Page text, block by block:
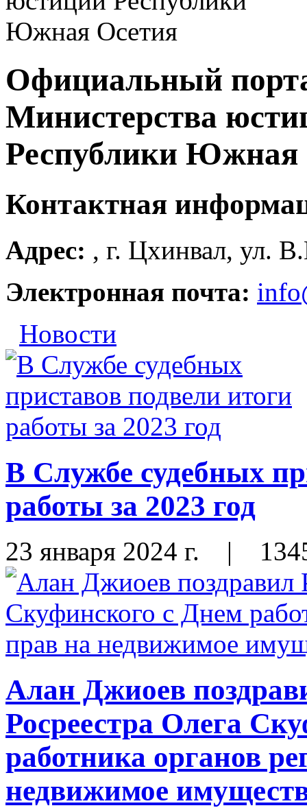
Официальный
Министерства
Республики Южная
Контактная
Адрес: , г. Цхинвал, ул.
Электронная почта:
Новости
В Службе судебных
работы за 2023 год
23 января 2024 г. |
Алан Джиоев
Росреестра Олега
работника органов
недвижимое